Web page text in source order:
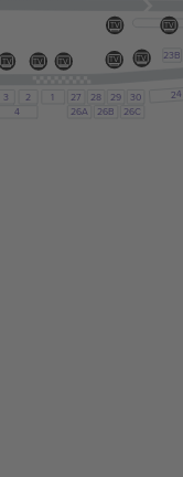
TV TV TV TV TV
TV TV
3 2 27
26A
4 26B 26C
28 29 30
1 24
23B